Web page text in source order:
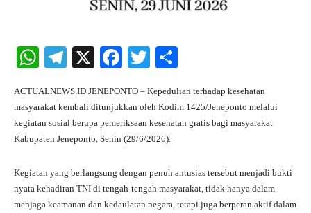
W
ts
A
pp
Te
gr
a
m
X
Fa
bo
ok
T
tte
r
re
ACTUALNEWS.ID JENEPONTO – Kepedulian terhadap kesehatan
masyarakat kembali ditunjukkan oleh Kodim 1425/Jeneponto melalui
kegiatan sosial berupa pemeriksaan kesehatan gratis bagi masyarakat
Kabupaten Jeneponto, Senin (29/6/2026).
Kegiatan yang berlangsung dengan penuh antusias tersebut menjadi bukti
nyata kehadiran TNI di tengah-tengah masyarakat, tidak hanya dalam
menjaga keamanan dan kedaulatan negara, tetapi juga berperan aktif dalam